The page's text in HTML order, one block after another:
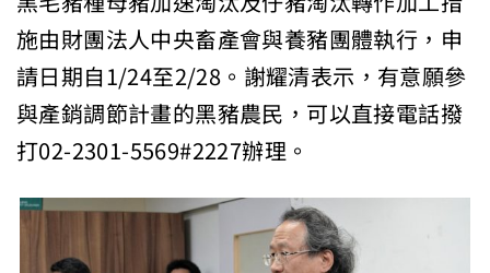
施由財團法人中央畜產會與養豬團體執行，申
請日期自1/24至2/28。謝耀清表示，有意願參
與產銷調節計畫的黑豬農民，可以直接電話撥
打02-2301-5569#2227辦理。